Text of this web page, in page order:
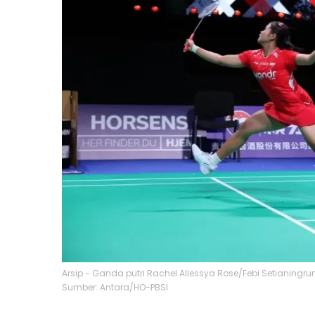
Arsip - Ganda putri Rachel Allessya Rose/Febi
Sumber: Antara/HO-PBSI